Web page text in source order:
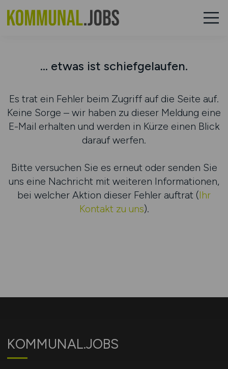
... etwas ist schiefgelaufen.
Es trat ein Fehler beim Zugriff auf die Seite auf.
Keine Sorge – wir haben zu dieser Meldung eine
E-Mail erhalten und werden in Kürze einen Blick
darauf werfen.
Bitte versuchen Sie es erneut oder senden Sie
uns eine Nachricht mit weiteren Informationen,
bei welcher Aktion dieser Fehler auftrat (Ihr
Kontakt zu uns).
KOMMUNAL.JOBS